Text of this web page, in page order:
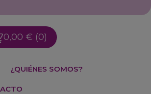
0,00 € (0)
¿QUIÉNES SOMOS?